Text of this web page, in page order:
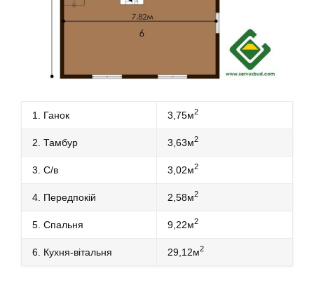
1. Ганок 3,75м2
2. Тамбур 3,63м2
3. С/в 3,02м2
4. Передпокій 2,58м2
5. Спальня 9,22м2
6. Кухня-вітальня 29,12м2